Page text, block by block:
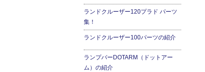
ランドクルーザー120プラド パーツ
集！
ランドクルーザー100パーツの紹介
ランプバーDOTARM（ドットアー
ム）の紹介